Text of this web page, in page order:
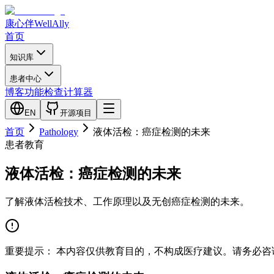
康心伴WellAlly
首页
知识库
患者中心
博客功能检查计算器
EN 开源项目
首页 Pathology
液体活检：癌症检测的未来
患者教育
液体活检：癌症检测的未来
了解液体活检技术、工作原理以及无创癌症检测的未来。
重要提示： 本内容仅供教育目的，不构成医疗建议。请务必咨